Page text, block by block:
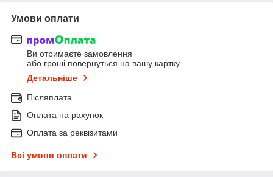
Умови оплати
Ви отримаєте замовлення
або гроші повернуться на вашу картку
Детальніше
Післяплата
Оплата на рахунок
Оплата за реквізитами
Всі умови оплати